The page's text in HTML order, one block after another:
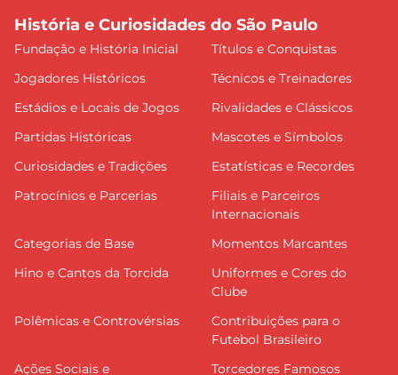
História e Curiosidades do São Paulo
Fundação e História Inicial
Títulos e Conquistas
Jogadores Históricos
Técnicos e Treinadores
Estádios e Locais de Jogos
Rivalidades e Clássicos
Partidas Históricas
Mascotes e Símbolos
Curiosidades e Tradições
Estatísticas e Recordes
Patrocínios e Parcerias
Filiais e Parceiros
Internacionais
Categorias de Base
Momentos Marcantes
Hino e Cantos da Torcida
Uniformes e Cores do
Clube
Polêmicas e Controvérsias
Contribuições para o
Futebol Brasileiro
Ações Sociais e
Torcedores Famosos